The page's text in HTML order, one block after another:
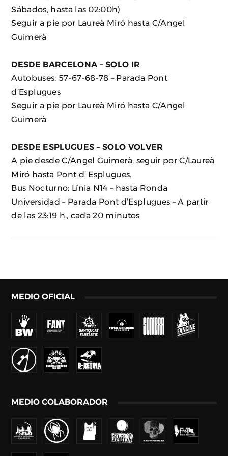
Sábados, hasta las 02:00h)
Seguir a pie por Laureà Miró hasta C/Angel
Guimerà
DESDE BARCELONA – SOLO IR
Autobuses: 57-67-68-78 – Parada Pont
d’Esplugues
Seguir a pie por Laureà Miró hasta C/Angel
Guimerà
DESDE ESPLUGUES – SOLO VOLVER
A pie desde C/Angel Guimerà, seguir por C/Laureà
Miró hasta Pont d’ Esplugues.
Bus Nocturno: Línia N14 – hasta Ronda
Universidad – Parada Pont d’Esplugues – A partir
de las 23:19 h., cada 20 minutos
MEDIO OFICIAL
MEDIO COLABORADOR